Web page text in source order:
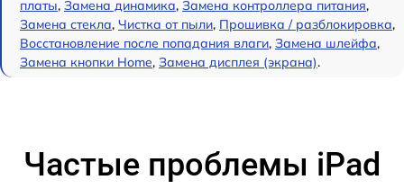
платы, Замена динамика, Замена контроллера питания,
Замена стекла, Чистка от пыли, Прошивка / разблокировка,
Восстановление после попадания влаги, Замена шлейфа,
Замена кнопки Home, Замена дисплея (экрана).
Частые проблемы iPad